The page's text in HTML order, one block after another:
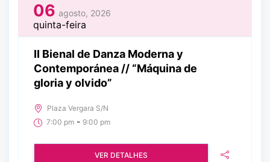
06 agosto, 2026
quinta-feira
II Bienal de Danza Moderna y
Contemporánea // “Máquina de
gloria y olvido”
Plaza Vergara S/N
7:00 pm - 9:00 pm
VER DETALHES